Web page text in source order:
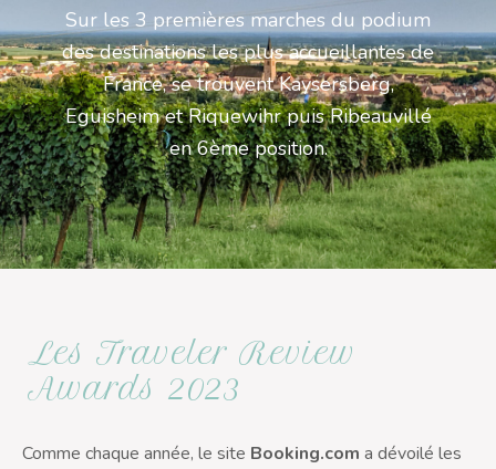
Sur les 3 premières marches du podium
des destinations les plus accueillantes de
France, se trouvent Kaysersberg,
Eguisheim et Riquewihr puis Ribeauvillé
en 6ème position.
Les Traveler Review
Awards 2023
Comme chaque année, le site Booking.com a dévoilé les